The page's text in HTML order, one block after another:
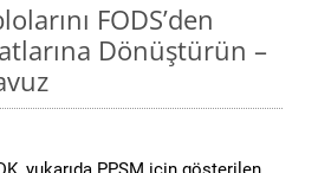
FODS’den
Dönüştürün –